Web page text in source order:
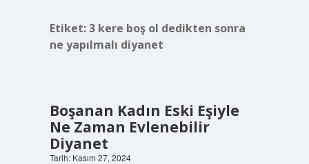
Etiket:3 kere boş ol dedikten sonra
ne yapılmalı diyanet
Boşanan Kadın Eski Eşiyle
Ne Zaman Evlenebilir
Diyanet
Tarih: Kasım 27, 2024